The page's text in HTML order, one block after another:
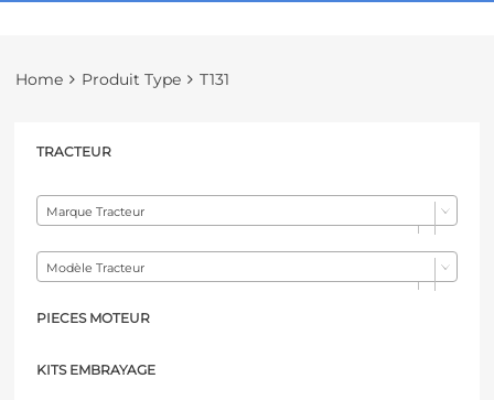
Home Produit Type T131
TRACTEUR
Marque Tracteur
Modèle Tracteur
PIECES MOTEUR
KITS EMBRAYAGE